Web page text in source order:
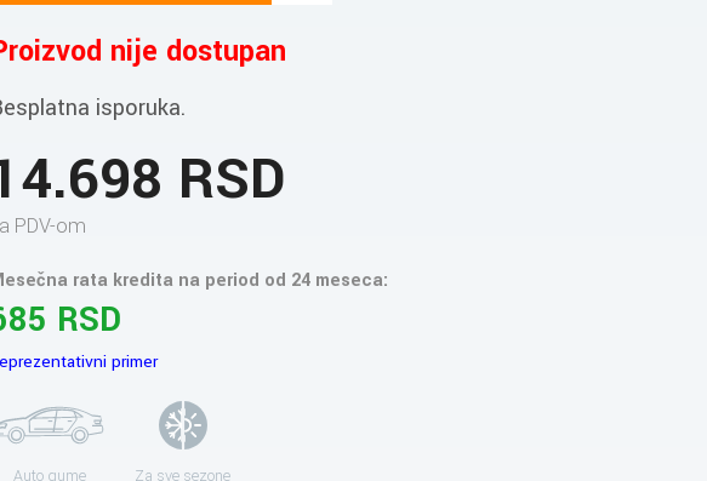
nije dostupan
isporuka.
RSD
PDV-om
rata kredita na period od 24 meseca:
RSD
primer
Auto gume Za sve sezone